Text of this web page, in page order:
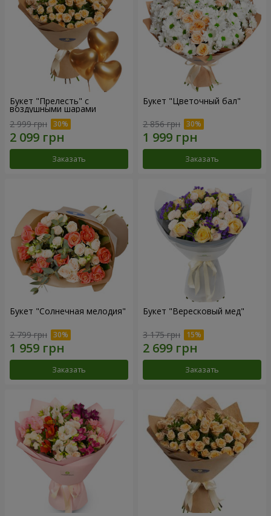
Букет "Прелесть" с
воздушными шарами
2 999 грн
Заказать
Букет "Цветочный бал"
2 856 грн
Заказать
Букет "Солнечная мелодия"
2 799 грн
Заказать
Букет "Вересковый мед"
3 175 грн
Заказать